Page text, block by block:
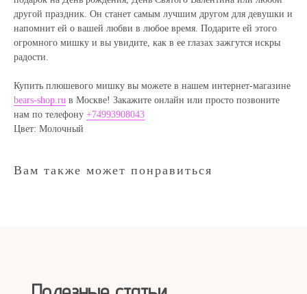
другой праздник. Он станет самым лучшим другом для девушки и
напомнит ей о вашей любви в любое время. Подарите ей этого
огромного мишку и вы увидите, как в ее глазах зажгутся искры
радости.
Купить плюшевого мишку вы можете в нашем интернет-магазине
bears-shop.ru в Москве! Закажите онлайн или просто позвоните
нам по телефону +74993908043
Цвет: Молочный
Вам также может понравиться
Полезные статьи